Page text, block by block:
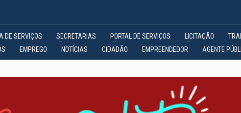
DE SERVIÇOS SECRETARIAS PORTAL DE SERVIÇOS LICITAÇÃO
EMPREGO NOTÍCIAS CIDADÃO EMPREENDEDOR AGENTE